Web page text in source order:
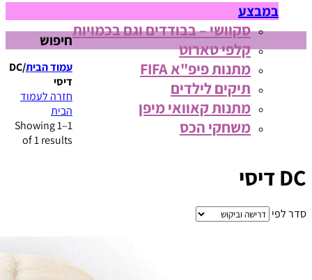
במבצע
סקוושי – בבודדים וגם בכמויות
קלפי טארוט
מתנות פיפ"א FIFA
תיקים לילדים
מתנות קאוואי מיפן
משחקי הכס
חיפוש
עמוד הבית/
DC
דיסי
חזרה לעמוד
הבית
Showing 1–1
of 1 results
DC דיסי
סדר לפי